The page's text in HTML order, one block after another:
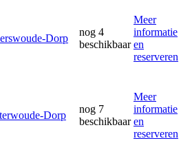
Dorp
nog 4
beschikbaar
Meer
informatie
en
reserveren
Dorp
nog 7
beschikbaar
Meer
informatie
en
reserveren